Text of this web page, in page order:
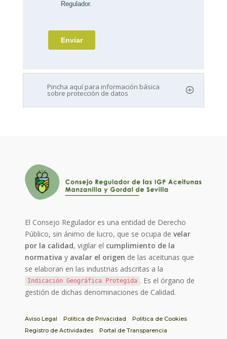
Pincha aquí para información básica
sobre protección de datos
El Consejo Regulador es una entidad de Derecho
Público, sin ánimo de lucro, que se ocupa develar
por la calidad, vigilar el cumplimiento de la
normativa y avalar el origen de las aceitunas que
se elaboran en las industrias adscritas a la
Indicación Geográfica Protegida . Es el órgano de
gestión de dichas denominaciones de Calidad.
Aviso Legal Política de Privacidad
Política de Cookies
Registro de Actividades
Portal de Transparencia